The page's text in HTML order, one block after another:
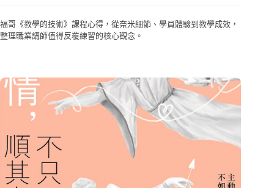
福哥《教學的技術》課程心得，從奈米細節、學員體驗到教學成效，
整理職業講師值得反覆練習的核心觀念。